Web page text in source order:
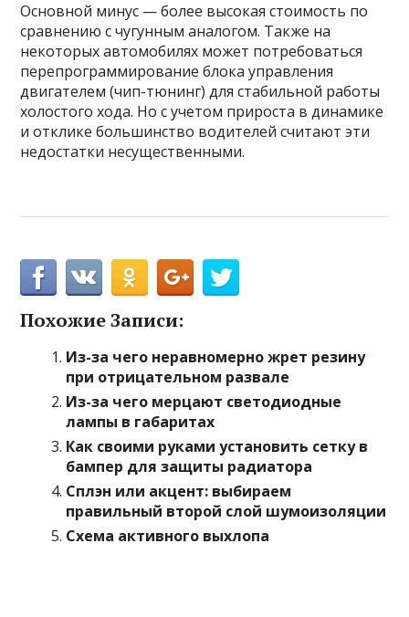
Основной минус — более высокая стоимость по
сравнению с чугунным аналогом. Также на
некоторых автомобилях может потребоваться
перепрограммирование блока управления
двигателем (чип-тюнинг) для стабильной работы
холостого хода. Но с учетом прироста в динамике
и отклике большинство водителей считают эти
недостатки несущественными.
Похожие Записи:
Из-за чего неравномерно жрет резину
при отрицательном развале
Из-за чего мерцают светодиодные
лампы в габаритах
Как своими руками установить сетку в
бампер для защиты радиатора
Сплэн или акцент: выбираем
правильный второй слой шумоизоляции
Схема активного выхлопа